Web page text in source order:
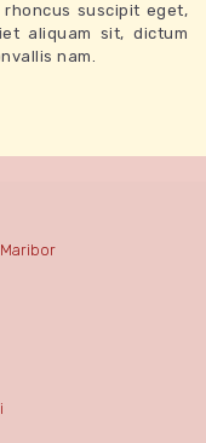
suscipit eget,
aliquam sit, dictum
nam.